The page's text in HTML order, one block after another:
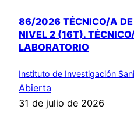
86/2026 TÉCNICO/A
NIVEL 2 (16T).
LABORATORIO
Instituto de Investigación
Abierta
31 de julio de 2026